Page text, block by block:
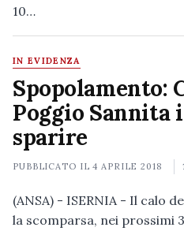
10…
IN EVIDENZA
Spopolamento:
Poggio Sannita
sparire
PUBBLICATO IL4 APRILE 2018
(ANSA) - ISERNIA - Il calo
la scomparsa, nei prossimi